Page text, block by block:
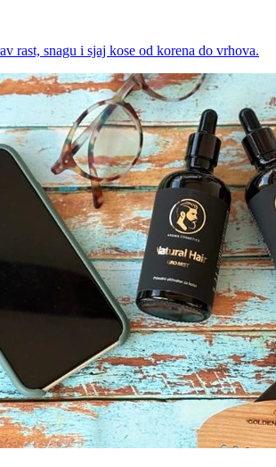
rast, snagu i sjaj kose od korena do vrhova.